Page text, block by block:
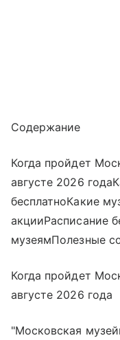
Содержание
Когда пройдет
августе 2026
бесплатноКакие
акцииРасписание
музеямПолезные
Когда пройдет
августе 2026 года
"Московская